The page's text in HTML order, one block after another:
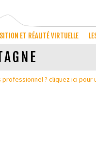
ET RÉALITÉ VIRTUELLE
professionnel ? cliquez ici pour